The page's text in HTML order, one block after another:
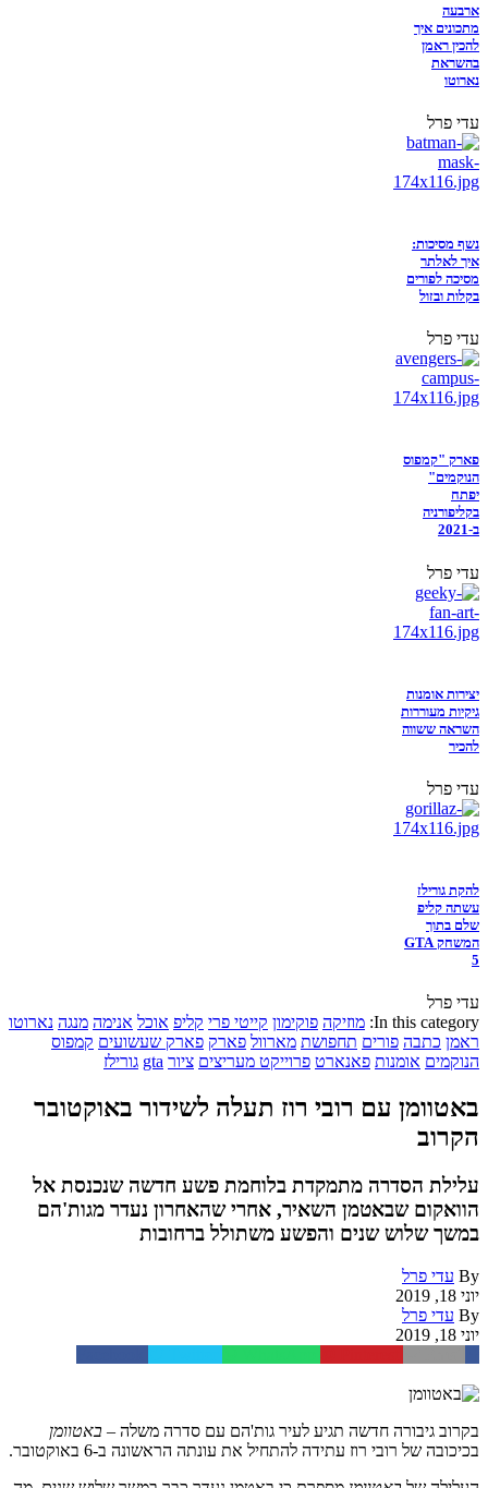
ארבעה
מתכונים איך
להכין ראמן
בהשראת
נארוטו
עדי פרל
נשף מסיכות:
איך לאלתר
מסיכה לפורים
בקלות ובזול
עדי פרל
פארק "קמפוס
הנוקמים"
יפתח
בקליפורניה
ב-2021
עדי פרל
יצירות אומנות
גיקיות מעוררות
השראה ששווה
להכיר
עדי פרל
להקת גורילז
עשתה קליפ
שלם בתוך
המשחק GTA
5
עדי פרל
In this category: מוזיקה פוקימון קייטי פרי קליפ אוכל אנימה מנגה נארוטו
ראמן כתבה פורים תחפושת מארוול פארק פארק שעשועים קמפוס
הנוקמים אומנות פאנארט פרוייקט מעריצים ציור gta גורילז
באטוומן עם רובי רוז תעלה לשידור באוקטובר
הקרוב
עלילת הסדרה מתמקדת בלוחמת פשע חדשה שנכנסת אל
הוואקום שבאטמן השאיר, אחרי שהאחרון נעדר מגות'הם
במשך שלוש שנים והפשע משתולל ברחובות
By עדי פרל
יוני 18, 2019
By עדי פרל
יוני 18, 2019
בקרוב גיבורה חדשה תגיע לעיר גות'הם עם סדרה משלה – באטוומן
בכיכובה של רובי רוז עתידה להתחיל את עונתה הראשונה ב-6 באוקטובר.